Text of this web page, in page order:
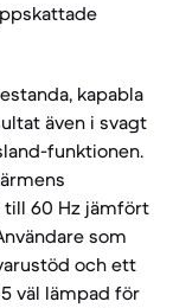
kapabla
även i svagt
funktionen.
till 60 Hz jämfört
som
och ett
väl lämpad för